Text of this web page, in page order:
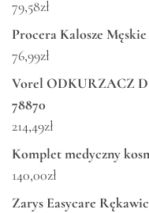
79,58zł
Procera Kalosze
76,99zł
Vorel ODKURZACZ
78870
214,49zł
Komplet medyczny
140,00zł
Zarys Easycare